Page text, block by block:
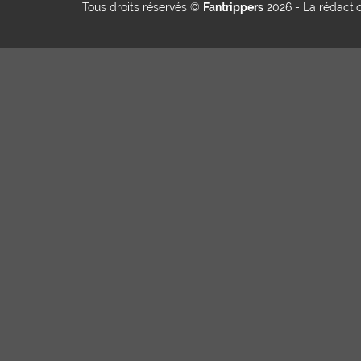
Tous droits réservés © Fantrippers 2026 - La